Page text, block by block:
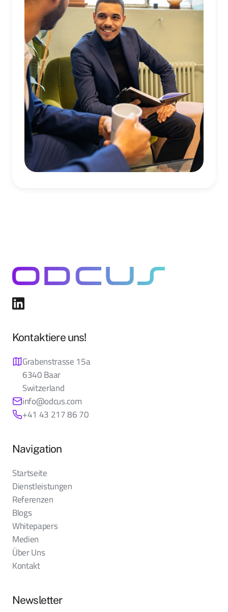
Kontaktiere uns!
Grabenstrasse 15a
6340 Baar
Switzerland
info@odcus.com
+41 43 217 86 70
Navigation
Startseite
Dienstleistungen
Referenzen
Blogs
Whitepapers
Medien
Über Uns
Kontakt
Newsletter